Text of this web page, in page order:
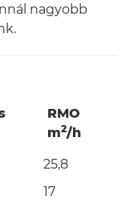
nagyobb
RMO
m2/h
25,8
17